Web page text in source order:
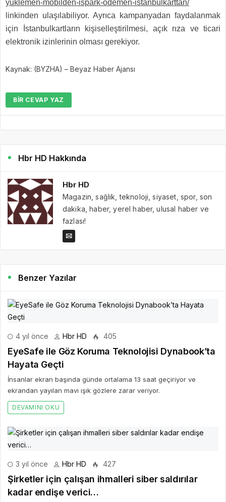
yuklemen-mobilden-ispark-odemen-istanbulkarttan/
linkinden ulaşılabiliyor. Ayrıca kampanyadan faydalanmak
için İstanbulkartların kişiselleştirilmesi, açık rıza ve ticari
elektronik izinlerinin olması gerekiyor.
Kaynak: (BYZHA) – Beyaz Haber Ajansı
BIR CEVAP YAZ
Hbr HD Hakkında
Hbr HD
Magazin, sağlık, teknoloji, siyaset, spor, son
dakika, haber, yerel haber, ulusal haber ve
fazlası!
Benzer Yazılar
4 yıl önce Hbr HD 405
EyeSafe ile Göz Koruma Teknolojisi Dynabook’ta
Hayata Geçti
İnsanlar ekran başında günde ortalama 13 saat geçiriyor ve
ekrandan yayılan mavi ışık gözlere zarar veriyor.
DEVAMINI OKU
3 yıl önce Hbr HD 427
Şirketler için çalışan ihmalleri siber saldırılar
kadar endişe verici…